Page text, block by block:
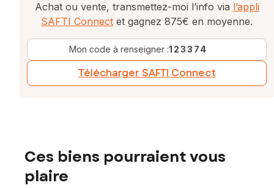
Achat ou vente, transmettez-moi l’info via l’appli
SAFTI Connect et gagnez 875€ en moyenne.
Mon code à renseigner :123374
Télécharger SAFTI Connect
Ces biens pourraient vous
plaire